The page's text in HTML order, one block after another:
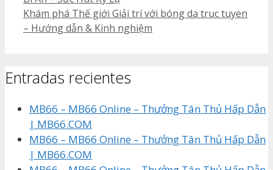
Khám phá Thế giới Giải trí với bóng da truc tuyen
– Hướng dẫn & Kinh nghiệm
Entradas recientes
MB66 – MB66 Online – Thưởng Tân Thủ Hấp Dẫn
| MB66.COM
MB66 – MB66 Online – Thưởng Tân Thủ Hấp Dẫn
| MB66.COM